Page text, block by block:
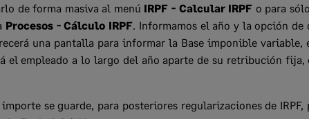
de forma masiva al menú IRPF - Calcular IRPF o para
Procesos - Cálculo IRPF . Informamos el año y la opción
una pantalla para informar la Base imponible variable,
el empleado a lo largo del año aparte de su retribución fija,
se guarde, para posteriores regularizaciones de